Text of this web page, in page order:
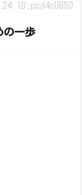
ID:pcd4oUBS0
の一歩